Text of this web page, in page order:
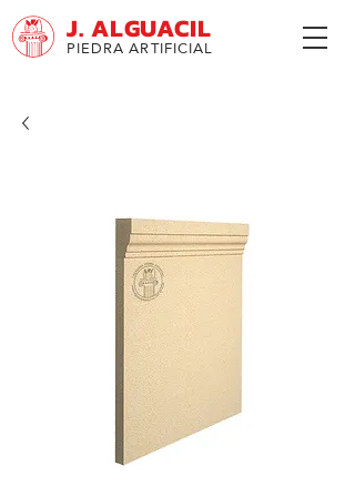
PIEDRA ARTIFICIAL
J. ALGUACIL